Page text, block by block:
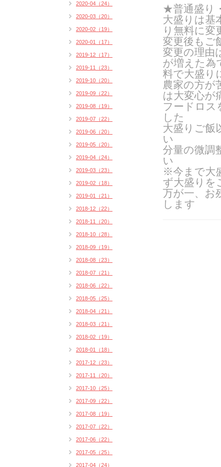
★普通盛り
大盛りは基
り無料に変
変更後もご
変更の理由
が増えた為
料で大盛り
農家の方が
は大変心が
フードロス
した
大盛りご飯
い
分量の微調
い
※今まで大
ず大盛りを
万が一、お
します
2020-04（24）
2020-03（20）
2020-02（19）
2020-01（17）
2019-12（17）
2019-11（23）
2019-10（20）
2019-09（22）
2019-08（19）
2019-07（22）
2019-06（20）
2019-05（20）
2019-04（24）
2019-03（23）
2019-02（18）
2019-01（21）
2018-12（22）
2018-11（20）
2018-10（28）
2018-09（19）
2018-08（23）
2018-07（21）
2018-06（22）
2018-05（25）
2018-04（21）
2018-03（21）
2018-02（19）
2018-01（18）
2017-12（23）
2017-11（20）
2017-10（25）
2017-09（22）
2017-08（19）
2017-07（22）
2017-06（22）
2017-05（25）
2017-04（24）